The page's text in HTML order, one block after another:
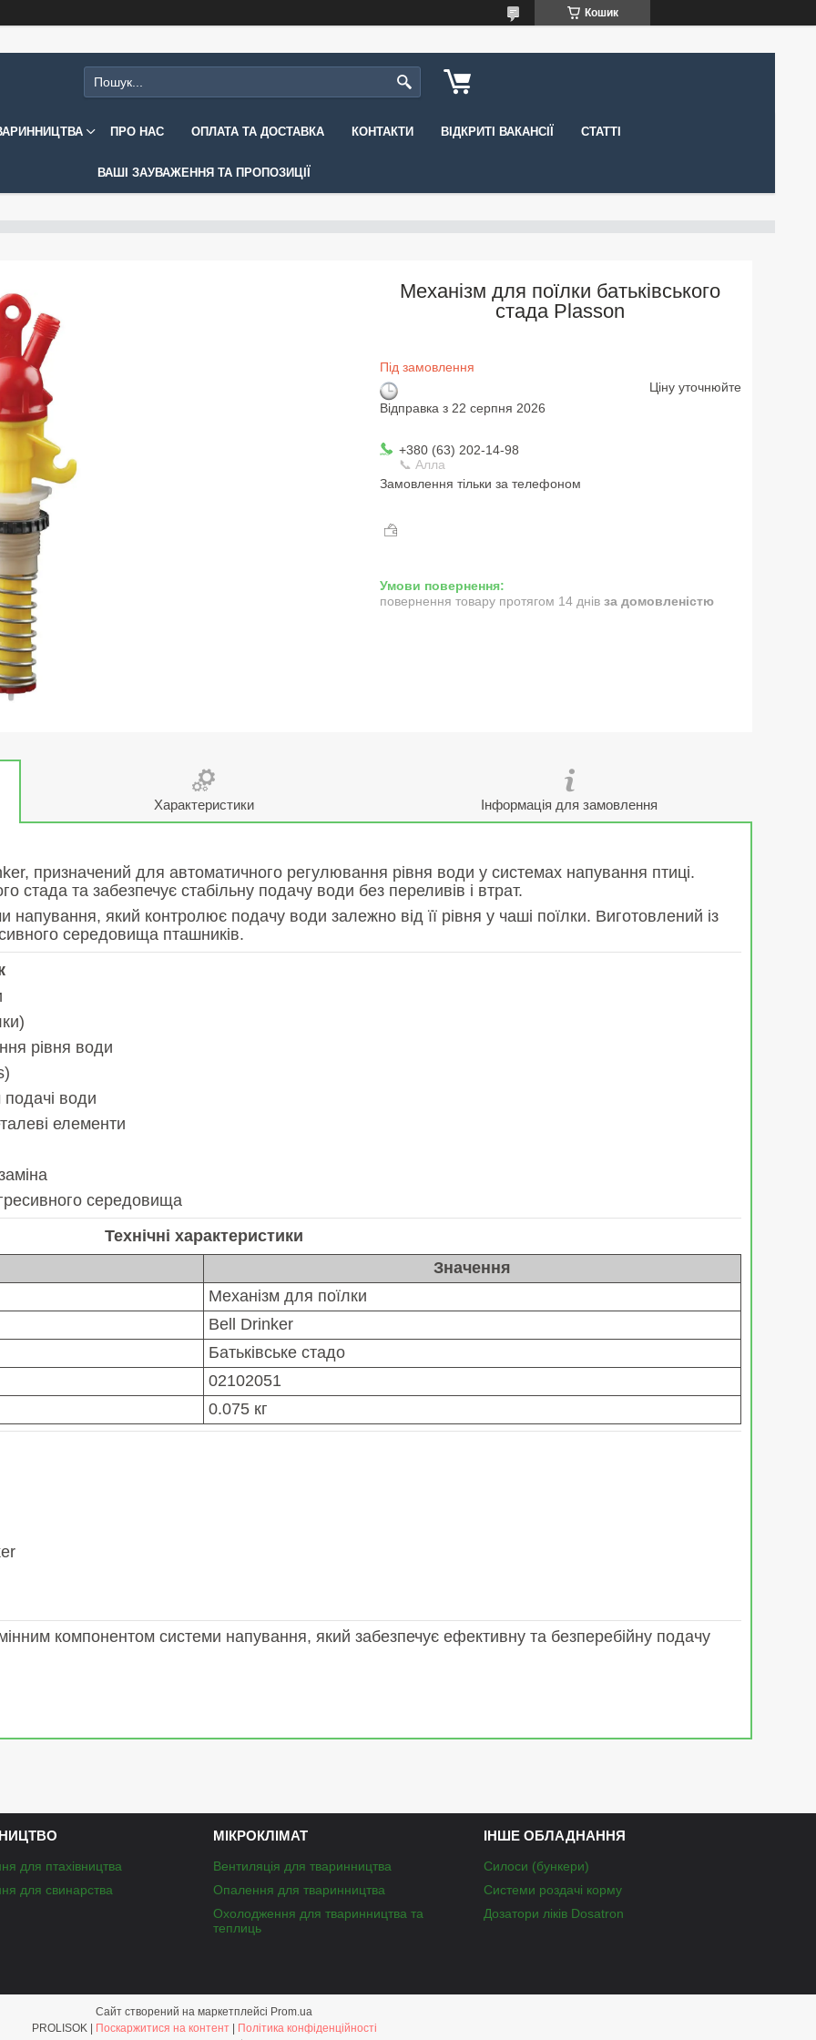
Кошик
ПРО НАС ОПЛАТА ТА ДОСТАВКА КОНТАКТИ ВІДКРИТІ ВАКАНСІЇ СТАТТІ
ВАШІ ЗАУВАЖЕННЯ ТА ПРОПОЗИЦІЇ
Механізм для поїлки батьківського
стада Plasson
Під замовлення
Відправка з 22 серпня 2026
Ціну уточнюйте
+380 (63) 202-14-98
📞 Алла
Замовлення тільки за телефоном
повернення товару протягом 14 днів за домовленістю
Характеристики Інформація для замовлення
призначений для автоматичного регулювання рівня води у системах напування птиці.
стада та забезпечує стабільну подачу води без переливів і втрат.
який контролює подачу води залежно від її рівня у чаші поїлки. Виготовлений із
середовища пташників.
рівня води
води
елементи
середовища
Технічні характеристики
Значення
Механізм для поїлки
Bell Drinker
Батьківське стадо
02102051
0.075 кг
компонентом системи напування, який забезпечує ефективну та безперебійну подачу
для птахівництва
для свинарства
МІКРОКЛІМАТ
Вентиляція для тваринництва
Опалення для тваринництва
Охолодження для тваринництва та
теплиць
ІНШЕ ОБЛАДНАННЯ
Силоси (бункери)
Системи роздачі корму
Дозатори ліків Dosatron
Сайт створений на маркетплейсі Prom.ua
Поскаржитися на контент
Політика конфіденційності